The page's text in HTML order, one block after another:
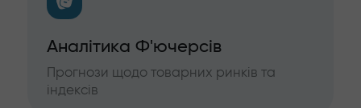
Аналітика Ф'ючерсів
Прогнози щодо товарних ринків та
індексів